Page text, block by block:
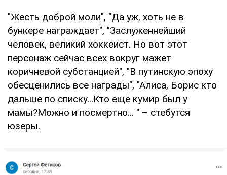
"Жесть доброй моли", "Да уж, хоть не в
бункере награждает", "Заслуженнейший
человек, великий хоккеист. Но вот этот
персонаж сейчас всех вокруг мажет
коричневой субстанцией", "В путинскую эпоху
обесценились все награды", "Алиса, Борис кто
дальше по списку...Кто ещё кумир был у
мамы?Можно и посмертно... " – стебутся
юзеры.